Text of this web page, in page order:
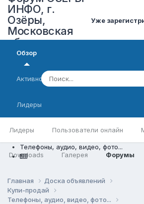
ИНФО, г.
Озёры,
Московская
область
Уже
Обзор
Лидеры Пользователи онлайн
Downloads Галерея Форумы
Активность
Лидеры
Телефоны, аудио, видео, фото...
Главная
Доска объявлений
Купи-продай
Телефоны, аудио, видео, фото...